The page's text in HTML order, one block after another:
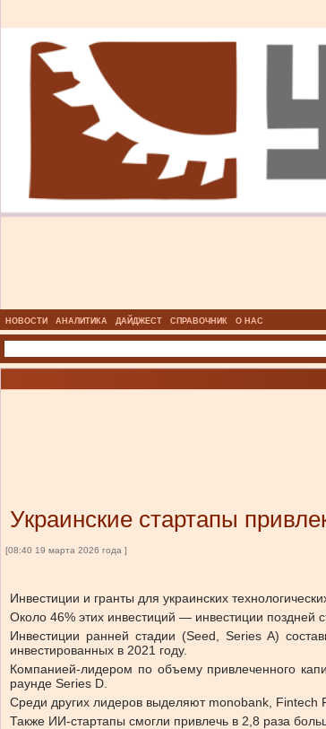
НОВОСТИ АНАЛИТИКА ДАЙДЖЕСТ СПРАВОЧНИК О НАС
Украинские стартапы
[08:40 19 марта 2026 года ]
Инвестиции и гранты для украинских
Около 46% этих инвестиций — инвестиции
Инвестиции ранней стадии (Seed, Series A)
инвестированных в 2021 году.
Компанией-лидером по объему привлеченного
раунде Series D.
Среди других лидеров выделяют monobank, Fintech
Также ИИ-стартапы смогли привлечь в 2,8 раза